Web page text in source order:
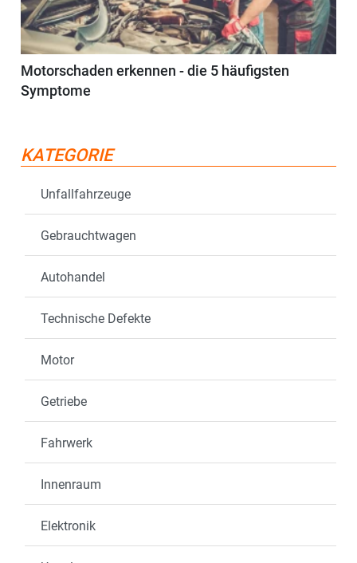
Motorschaden erkennen - die 5 häufigsten
Symptome
KATEGORIE
Unfallfahrzeuge
Gebrauchtwagen
Autohandel
Technische Defekte
Motor
Getriebe
Fahrwerk
Innenraum
Elektronik